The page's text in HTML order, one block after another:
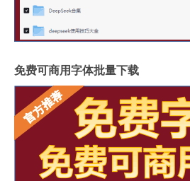
免费可商用字体批量下载